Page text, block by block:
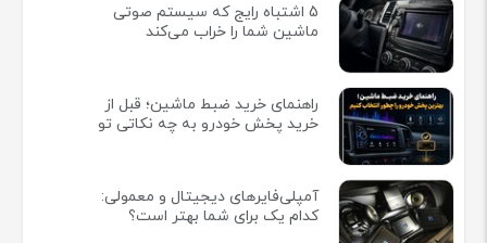
5 اشتباه رایج که سیستم صوتی
ماشین شما را خراب می‌کند
راهنمای خرید ضبط ماشین؛ قبل از
خرید پخش خودرو به چه نکاتی تو
آمپلی‌فایرهای دیجیتال و معمولی:
کدام یک برای شما بهتر است؟